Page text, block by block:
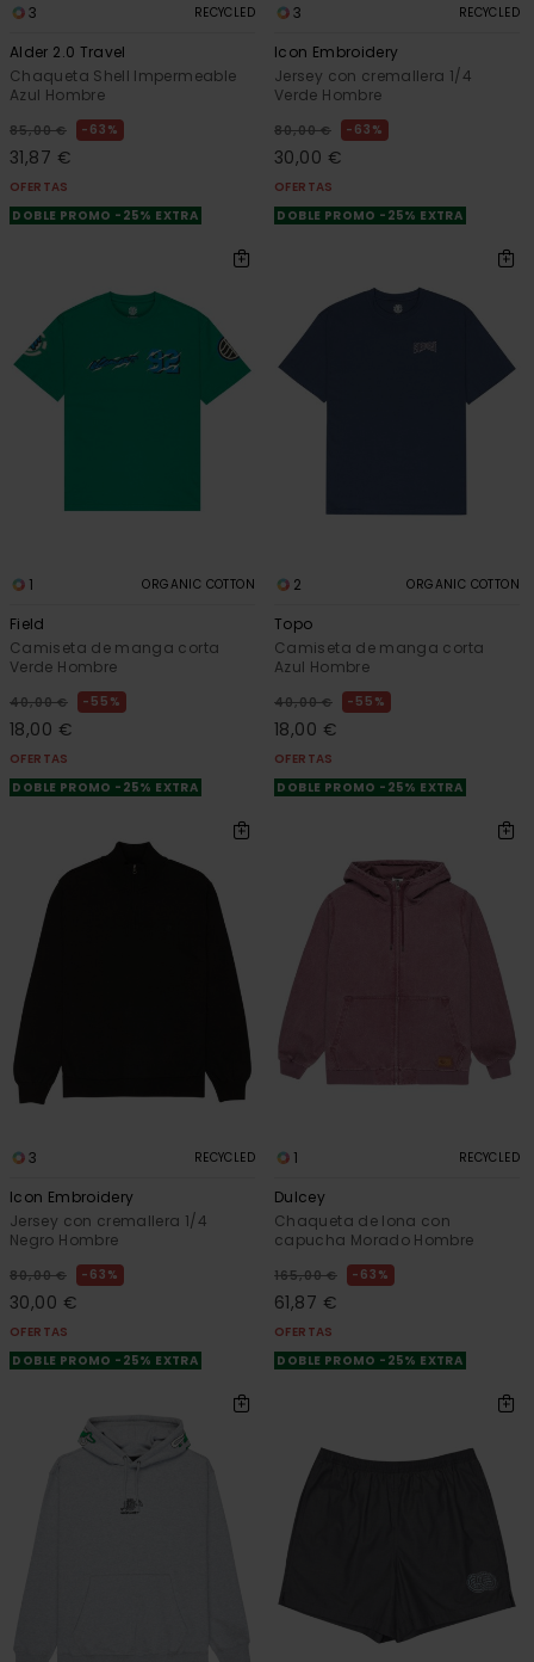
3 RECYCLED
Alder 2.0 Travel
Chaqueta Shell Impermeable
Azul Hombre
85,00 € 63%
31,87 €
OFERTAS
DOBLE PROMO -25% EXTRA
3 RECYCLED
Icon Embroidery
Jersey con cremallera 1/4
Verde Hombre
80,00 € 63%
30,00 €
OFERTAS
DOBLE PROMO -25% EXTRA
1 ORGANIC COTTON
Field
Camiseta de manga corta
Verde Hombre
40,00 € 55%
18,00 €
OFERTAS
DOBLE PROMO -25% EXTRA
2 ORGANIC COTTON
Topo
Camiseta de manga corta
Azul Hombre
40,00 € 55%
18,00 €
OFERTAS
DOBLE PROMO -25% EXTRA
3 RECYCLED
Icon Embroidery
Jersey con cremallera 1/4
Negro Hombre
80,00 € 63%
30,00 €
OFERTAS
DOBLE PROMO -25% EXTRA
1 RECYCLED
Dulcey
Chaqueta de lona con
capucha Morado Hombre
165,00 € 63%
61,87 €
OFERTAS
DOBLE PROMO -25% EXTRA